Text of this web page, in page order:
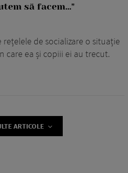
să facem..."
rețelele de socializare o situație
care ea și copiii ei au trecut.
ARTICOLE